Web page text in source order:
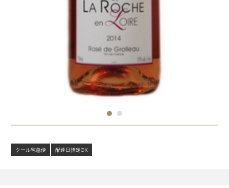
クール宅急便 配達日指定OK